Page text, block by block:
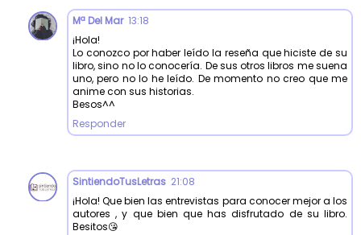
Mª Del Mar 13:18
¡Hola!
Lo conozco por haber leído la reseña que hiciste de su
libro, sino no lo conocería. De sus otros libros me suena
uno, pero no lo he leído. De momento no creo que me
anime con sus historias.
Besos^^
Responder
SintiendoTusLetras 21:08
¡Hola! Que bien las entrevistas para conocer mejor a los
autores , y que bien que has disfrutado de su libro.
Besitos😘